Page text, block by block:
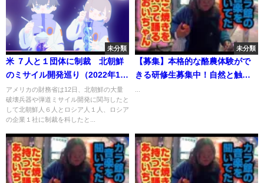
未分類
米 ７人と１団体に制裁 北朝鮮
のミサイル開発巡り（2022年1月
13日）
アメリカの財務省は12日、北朝鮮の大量
破壊兵器や弾道ミサイル開発に関与したと
して北朝鮮人６人とロシア人１人、ロシア
の企業１社に制裁を科したと...
未分類
【募集】本格的な酪農体験がで
きる研修生募集中！自然と触れ
ライフ